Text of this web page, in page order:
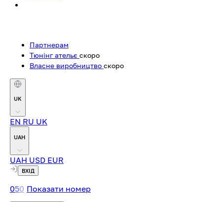
Партнерам
Тюнінг ательє скоро
Власне виробництво скоро
UK
EN RU UK
UAH
UAH USD EUR
ВХІД
050 Показати номер